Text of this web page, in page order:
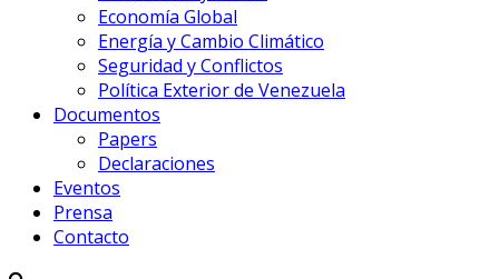
Economía Global
Energía y Cambio Climático
Seguridad y Conflictos
Política Exterior de Venezuela
Documentos
Papers
Declaraciones
Eventos
Prensa
Contacto